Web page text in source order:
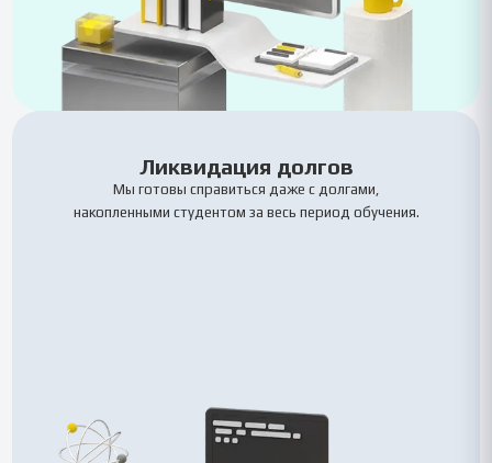
Ликвидация долгов
Мы готовы справиться даже с долгами,
накопленными студентом за весь период обучения.